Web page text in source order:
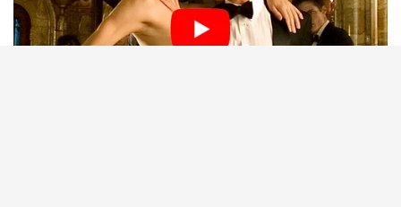
Chrissy Metz Is So Skinny Now And She Looks Like A Model